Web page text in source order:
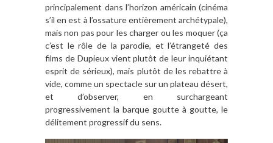
principalement dans l’horizon américain (cinéma
s’il en est à l’ossature entièrement archétypale),
mais non pas pour les charger ou les moquer (ça
c’est le rôle de la parodie, et l’étrangeté des
films de Dupieux vient plutôt de leur inquiétant
esprit de sérieux), mais plutôt de les rebattre à
vide, comme un spectacle sur un plateau désert,
et d’observer, en surchargeant
progressivement la barque goutte à goutte, le
délitement progressif du sens.